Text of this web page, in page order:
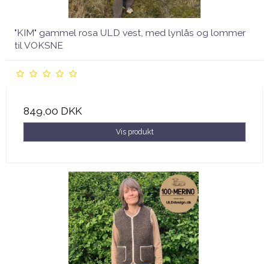
"KIM" gammel rosa ULD vest, med lynlås og lommer
til VOKSNE
849,00 DKK
Vis produkt